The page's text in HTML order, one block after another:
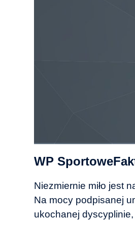
WP
Niezmiernie miło jest
Na mocy podpisanej
ukochanej